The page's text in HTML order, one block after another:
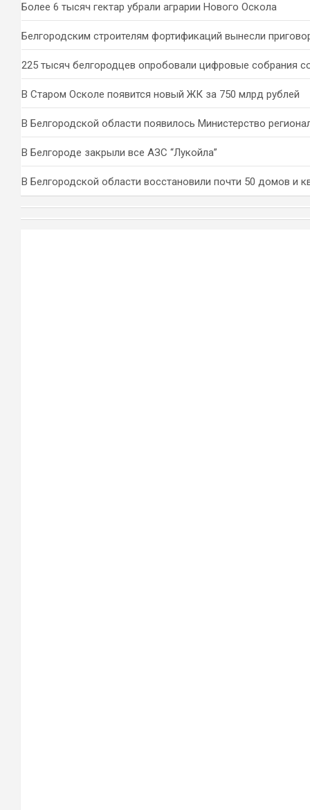
Более 6 тысяч гектар убрали аграрии Нового Оскола
Белгородским строителям фортификаций вынесли
225 тысяч белгородцев опробовали цифровые собрания
В Старом Осколе появится новый ЖК за 750 млрд рублей
В Белгородской области появилось Министерство
В Белгороде закрыли все АЗС “Лукойла”
В Белгородской области восстановили почти 50 домов и